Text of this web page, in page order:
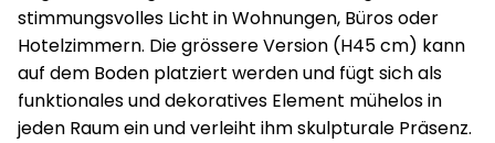
stimmungsvolles Licht in Wohnungen, Büros oder
Hotelzimmern. Die grössere Version (H45 cm) kann
auf dem Boden platziert werden und fügt sich als
funktionales und dekoratives Element mühelos in
jeden Raum ein und verleiht ihm skulpturale Präsenz.